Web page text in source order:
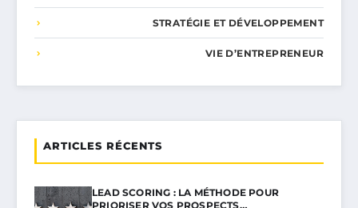
STRATÉGIE ET DÉVELOPPEMENT
VIE D’ENTREPRENEUR
ARTICLES RÉCENTS
LEAD SCORING : LA MÉTHODE POUR
PRIORISER VOS PROSPECTS…